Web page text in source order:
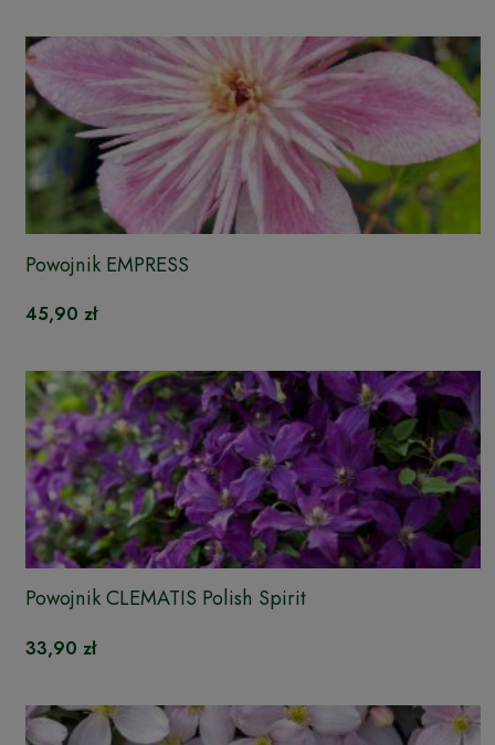
Powojnik EMPRESS
45,90 zł
Powojnik CLEMATIS Polish Spirit
33,90 zł